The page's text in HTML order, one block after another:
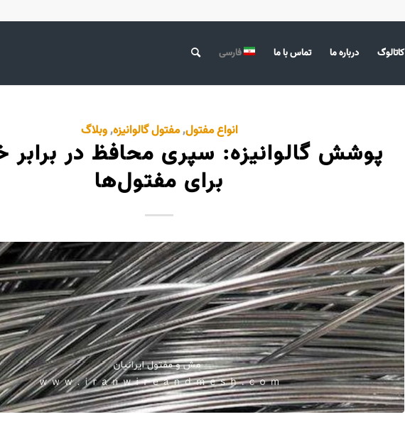
کاتالوگ درباره ما تماس با ما فارسی
انواع مفتول,مفتول گالوانیزه,وبلاگ
پوشش گالوانیزه: سپری محافظ در برابر
برای مفتول‌ها